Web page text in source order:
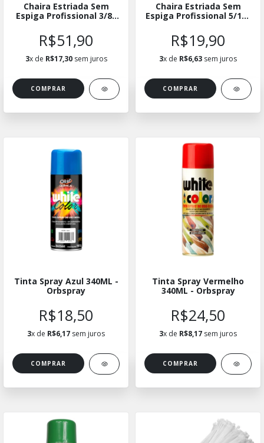
Chaira Estriada Sem
Espiga Profissional 3/8"
R$51,90
3x de R$17,30sem juros
Chaira Estriada Sem
Espiga Profissional 5/16"
R$19,90
3x de R$6,63 sem juros
Tinta Spray Azul 340ML -
Orbspray
R$18,50
3x de R$6,17 sem juros
Tinta Spray Vermelho
340ML - Orbspray
R$24,50
3x de R$8,17 sem juros